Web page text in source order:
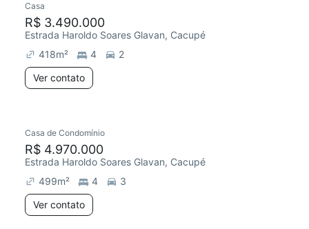
Casa
R$ 3.490.000
Estrada Haroldo Soares Glavan, Cacupé
418m² 4
2
Ver contato
Casa de Condomínio
R$ 4.970.000
Estrada Haroldo Soares Glavan, Cacupé
499m² 4
3
Ver contato